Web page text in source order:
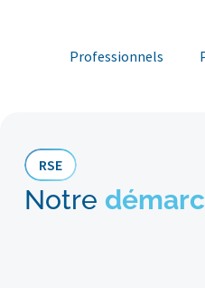
Professionnels
RSE
Notre